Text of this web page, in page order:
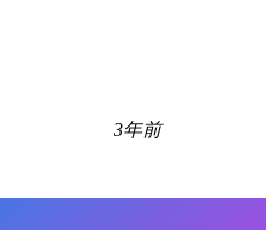
3年前